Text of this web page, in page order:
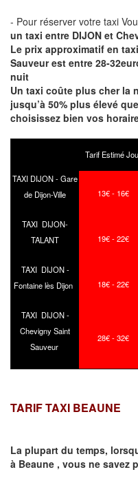
- Pour réserver votre taxi
un taxi entre DIJON et
Le prix approximatif en
Sauveur est entre 28-
nuit
Un taxi coûte plus cher la
jusqu’à 50% plus élevé
choisissez bien vos
Tarif Estimé
TAXI DIJON - Gare
de Dijon-Ville
13€ - 16€
TAXI DIJON-
TALANT
19€ - 22€
TAXI DIJON -
Fontaine lès Dijon
18€ - 22€
TAXI DIJON -
Chevigny Saint
Sauveur
28€ - 32€
TARIF TAXI BEAUNE
La plupart du temps,
à Beaune , vous ne savez